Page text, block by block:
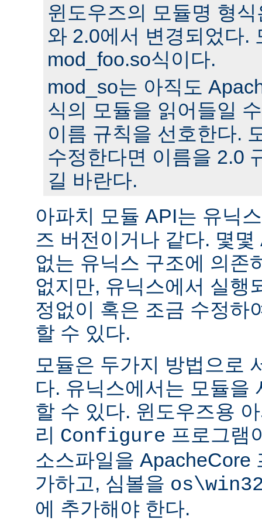
윈도우즈의 모듈명 형
와 2.0에서 변경되었다.
mod_foo.so식이다.
mod_so는 아직도
식의 모듈을 읽어들일
이름 규칙을 선호한다.
수정한다면 이름을 2.0
길 바란다.
아파치 모듈 API는 유닉
즈 버전이거나 같다. 몇
없는 유닉스 구조에 의존
없지만, 유닉스에서 실행
정없이 혹은 조금 수정하
할 수 있다.
모듈은 두가지 방법으로
다. 유닉스에서는 모듈을
할 수 있다. 윈도우즈용
리 Configure 프로그램
소스파일을 ApacheCore
가하고, 심볼을
에 추가해야 한다.